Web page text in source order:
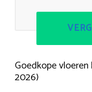
Goedkope
2026)